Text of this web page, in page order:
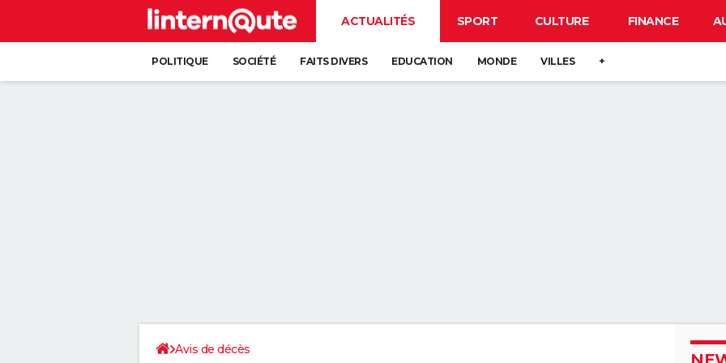
ACTUALITÉS SPORT CULTURE FINANCE
POLITIQUE SOCIÉTÉ FAITS DIVERS EDUCATION MONDE VILLES +
Avis de décès